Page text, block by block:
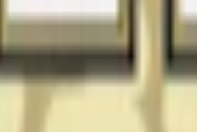
vänd påsen och skaka om efter
smak genom att minska eller öka